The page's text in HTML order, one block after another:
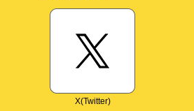
X(Twitter)